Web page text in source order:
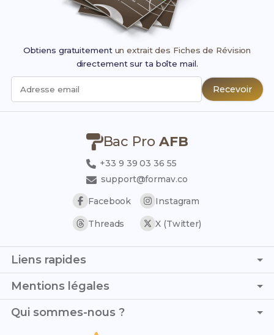
Obtiens gratuitement un extrait des Fiches de Révision
directement sur ta boîte mail.
Adresse email Recevoir
Bac Pro AFB
+33 9 39 03 36 55
support@formav.co
Facebook
Instagram
Threads X (Twitter)
Liens rapides
Page d'accueil
Simulateur de notes
Trouver son stage
Mentions légales
C.G.V. - C.G.U.
Qui sommes-nous ?